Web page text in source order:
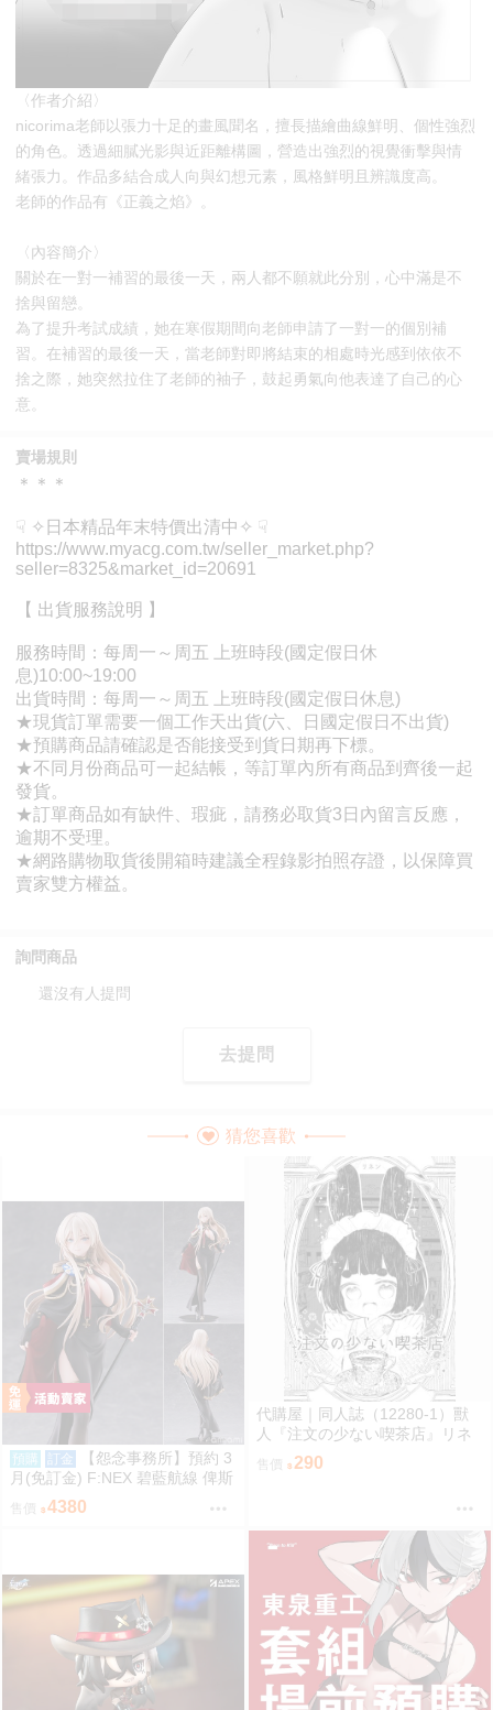
〈作者介紹〉
nicorima老師以張力十足的畫風聞名，擅長描繪曲線鮮明、個性強烈
的角色。透過細膩光影與近距離構圖，營造出強烈的視覺衝擊與情
緒張力。作品多結合成人向與幻想元素，風格鮮明且辨識度高。
老師的作品有《正義之焰》。
〈內容簡介〉
關於在一對一補習的最後一天，兩人都不願就此分別，心中滿是不
捨與留戀。
為了提升考試成績，她在寒假期間向老師申請了一對一的個別補
習。在補習的最後一天，當老師對即將結束的相處時光感到依依不
捨之際，她突然拉住了老師的袖子，鼓起勇氣向他表達了自己的心
意。
賣場規則
詢問商品
還沒有人提問
去提問
猜您喜歡
預購 訂金
【怨念事務所】預約 3
月(免訂金) F:NEX 碧藍航線 俾斯
麥 正裝Ver 1/7 0920
4380
代購屋｜同人誌（12280-1）獸
人『注文の少ない喫茶店』リネ
ン リネンドレッシング
290